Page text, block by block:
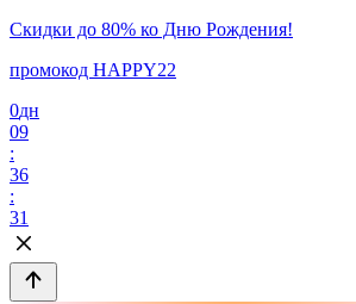
Скидки до 80% ко Дню Рождения!
промокод HAPPY22
0дн
09
:
36
:
31